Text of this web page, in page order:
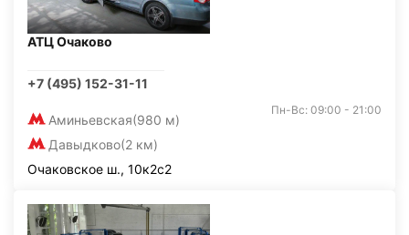
АТЦ Очаково
+7 (495) 152-31-11
Аминьевская(980 м)
Давыдково(2 км)
Пн-Вс: 09:00 - 21:00
Очаковское ш., 10к2с2